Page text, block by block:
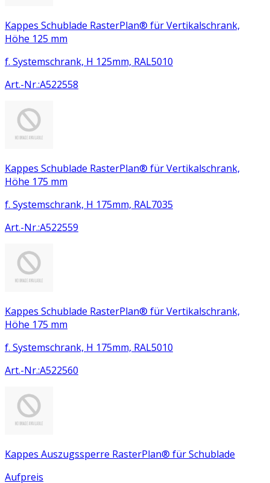
Kappes Schublade RasterPlan® für Vertikalschrank,
Höhe 125 mm
f. Systemschrank, H 125mm, RAL5010
Art.-Nr.:A522558
Kappes Schublade RasterPlan® für Vertikalschrank,
Höhe 175 mm
f. Systemschrank, H 175mm, RAL7035
Art.-Nr.:A522559
Kappes Schublade RasterPlan® für Vertikalschrank,
Höhe 175 mm
f. Systemschrank, H 175mm, RAL5010
Art.-Nr.:A522560
Kappes Auszugssperre RasterPlan® für Schublade
Aufpreis